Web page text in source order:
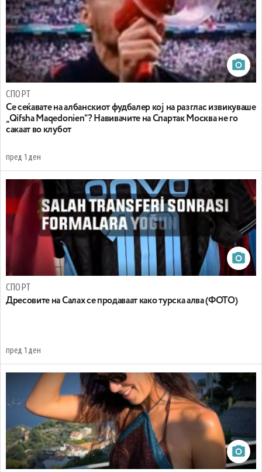
СПОРТ
Се сеќавате на албанскиот фудбалер кој на разглас извикуваше
„Qifsha Maqedonien“? Навивачите на Спартак Москва не го
сакаат во клубот
пред 1 ден
СПОРТ
Дресовите на Салах се продаваат како турска алва (ФОТО)
пред 1 ден